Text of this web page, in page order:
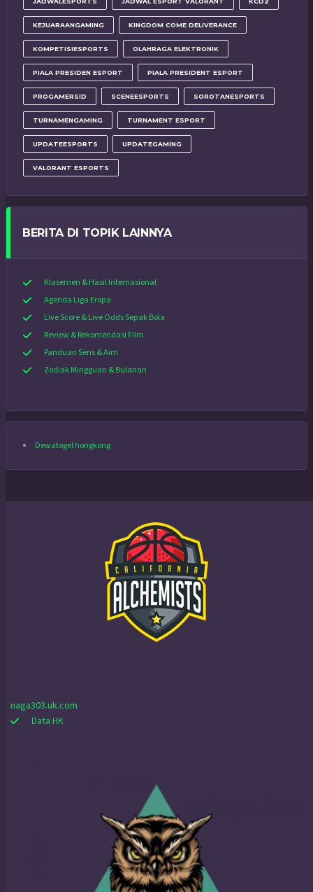
KEJUARAANGAMING KINGDOM COME DELIVERANCE
KOMPETISIESPORTS OLAHRAGA ELEKTRONIK
PIALA PRESIDEN ESPORT PIALA PRESIDENT ESPORT
PROGAMERSID SCENEESPORTS SOROTANESPORTS
TURNAMENGAMING TURNAMENT ESPORT
UPDATEESPORTS UPDATEGAMING
VALORANT ESPORTS
BERITA DI TOPIK LAINNYA
Klasemen & Hasil Internasional
Agenda Liga Eropa
Live Score & Live Odds Sepak Bola
Review & Rekomendasi Film
Panduan Sens & Aim
Zodiak Mingguan & Bulanan
Dewatogel hongkong
naga303.uk.com
Data HK